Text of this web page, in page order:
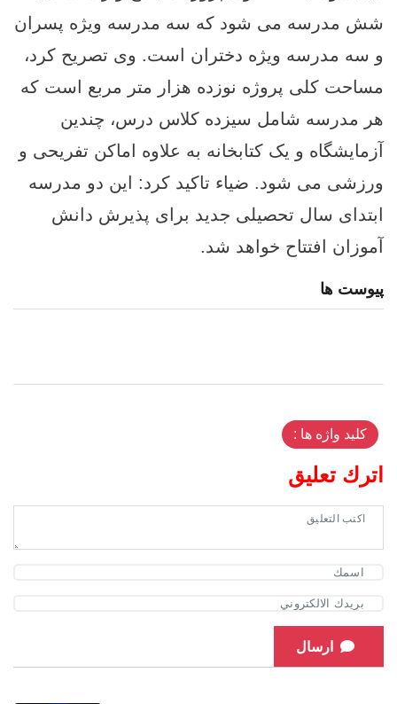
شش مدرسه می شود که سه مدرسه ویژه پسران
و سه مدرسه ویژه دختران است. وی تصریح کرد،
مساحت کلی پروژه نوزده هزار متر مربع است که
هر مدرسه شامل سیزده کلاس درس، چندین
آزمایشگاه و یک کتابخانه به علاوه اماکن تفریحی و
ورزشی می شود. ضیاء تاکید کرد: این دو مدرسه
ابتدای سال تحصیلی جدید برای پذیرش دانش
آموزان افتتاح خواهد شد.
پیوست ها
کلید واژه ها :
اترك تعليق
ارسال